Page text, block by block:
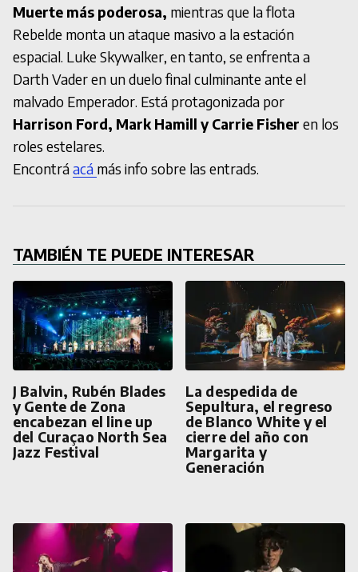
Muerte más poderosa, mientras que la flota
Rebelde monta un ataque masivo a la estación
espacial. Luke Skywalker, en tanto, se enfrenta a
Darth Vader en un duelo final culminante ante el
malvado Emperador. Está protagonizada por
Harrison Ford, Mark Hamill y Carrie Fisher en los
roles estelares.
Encontráacá más info sobre las entrads.
TAMBIÉN TE PUEDE INTERESAR
J Balvin, Rubén Blades
y Gente de Zona
encabezan el line up
del Curaçao North Sea
Jazz Festival
La despedida de
Sepultura, el regreso
de Blanco White y el
cierre del año con
Margarita y
Generación